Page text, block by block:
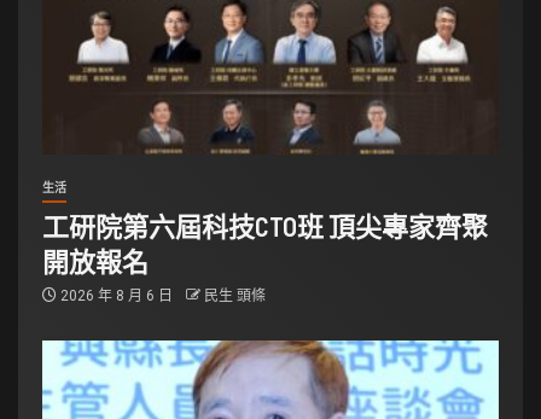
生活
工研院第六屆科技CTO班 頂尖專家齊聚
開放報名
2026 年 8 月 6 日 民生 頭條